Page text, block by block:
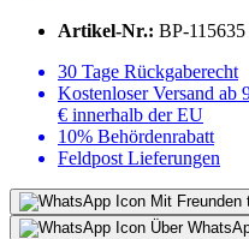
Artikel-Nr.: BP-115635
30 Tage Rückgaberecht
Kostenloser Versand ab
€ innerhalb der EU
10% Behördenrabatt
Feldpost Lieferungen
Mit Freunden
Über